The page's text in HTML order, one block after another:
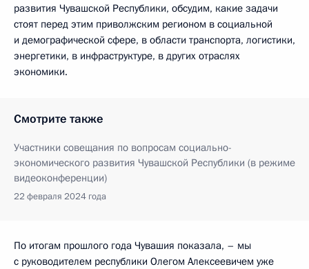
развития Чувашской Республики, обсудим, какие задачи
стоят перед этим приволжским регионом в социальной
и демографической сфере, в области транспорта, логистики,
энергетики, в инфраструктуре, в других отраслях
экономики.
Смотрите также
Участники совещания по вопросам социально-
экономического развития Чувашской Республики (в режиме
видеоконференции)
22 февраля 2024 года
По итогам прошлого года Чувашия показала, – мы
с руководителем республики Олегом Алексеевичем уже